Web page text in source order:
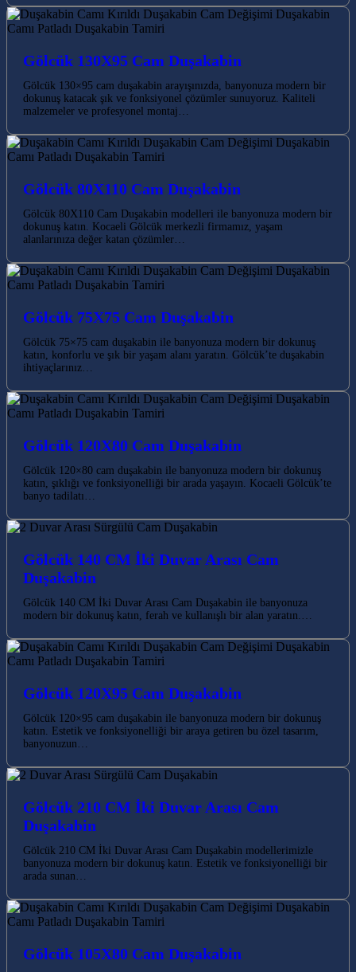
Gölcük 130X95 Cam Duşakabin
Gölcük 130×95 cam duşakabin arayışınızda, banyonuza modern bir
dokunuş katacak şık ve fonksiyonel çözümler sunuyoruz. Kaliteli
malzemeler ve profesyonel montaj…
Gölcük 80X110 Cam Duşakabin
Gölcük 80X110 Cam Duşakabin modelleri ile banyonuza modern bir
dokunuş katın. Kocaeli Gölcük merkezli firmamız, yaşam
alanlarınıza değer katan çözümler…
Gölcük 75X75 Cam Duşakabin
Gölcük 75×75 cam duşakabin ile banyonuza modern bir dokunuş
katın, konforlu ve şık bir yaşam alanı yaratın. Gölcük’te duşakabin
ihtiyaçlarınız…
Gölcük 120X80 Cam Duşakabin
Gölcük 120×80 cam duşakabin ile banyonuza modern bir dokunuş
katın, şıklığı ve fonksiyonelliği bir arada yaşayın. Kocaeli Gölcük’te
banyo tadilatı…
Gölcük 140 CM İki Duvar Arası Cam
Duşakabin
Gölcük 140 CM İki Duvar Arası Cam Duşakabin ile banyonuza
modern bir dokunuş katın, ferah ve kullanışlı bir alan yaratın.…
Gölcük 120X95 Cam Duşakabin
Gölcük 120×95 cam duşakabin ile banyonuza modern bir dokunuş
katın. Estetik ve fonksiyonelliği bir araya getiren bu özel tasarım,
banyonuzun…
Gölcük 210 CM İki Duvar Arası Cam
Duşakabin
Gölcük 210 CM İki Duvar Arası Cam Duşakabin modellerimizle
banyonuza modern bir dokunuş katın. Estetik ve fonksiyonelliği bir
arada sunan…
Gölcük 105X80 Cam Duşakabin